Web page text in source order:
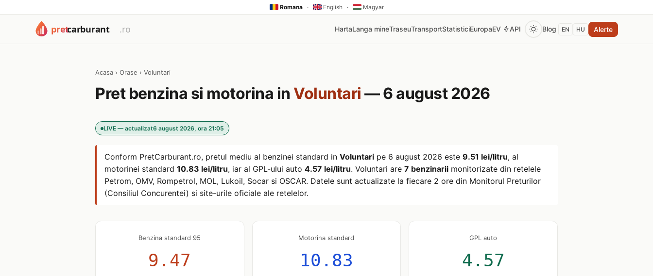
Romana · English · Magyar
HartaLanga mineTraseuTransportStatisticiEuropaEV API Blog EN HU Alerte
Acasa › Orase › Voluntari
Pret benzina si motorina in Voluntari — 6 august 2026
LIVE — actualizat6 august 2026, ora 21:05
Conform PretCarburant.ro, pretul mediu al benzinei standard in Voluntari pe 6 august 2026 este 9.51 lei/litru, al
motorinei standard 10.83 lei/litru, iar al GPL-ului auto 4.57 lei/litru. Voluntari are 7 benzinarii monitorizate din retelele
Petrom, OMV, Rompetrol, MOL, Lukoil, Socar si OSCAR. Datele sunt actualizate la fiecare 2 ore din Monitorul Preturilor
(Consiliul Concurentei) si site-urile oficiale ale retelelor.
Benzina standard 95
9.47
Motorina standard
10.83
GPL auto
4.57